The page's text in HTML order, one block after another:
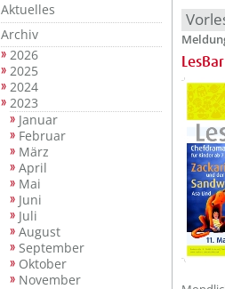
Aktuelles
Archiv
2026
2025
2024
2023
Januar
Februar
März
April
Mai
Juni
Juli
August
September
Oktober
November